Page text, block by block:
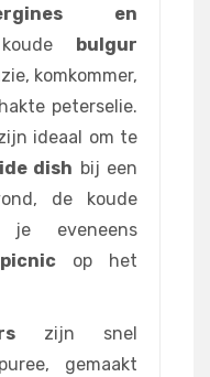
en
bulgur
komkommer,
peterselie.
ideaal om te
dish bij een
de koude
eveneens
picnicop het
zijn snel
gemaakt